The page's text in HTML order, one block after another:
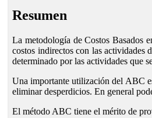
Resumen
La metodología de Costos Basados
costos indirectos con las actividades
determinado por las actividades que
Una importante utilización del ABC
eliminar desperdicios. En general
El método ABC tiene el mérito de